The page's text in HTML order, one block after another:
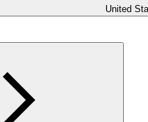
United